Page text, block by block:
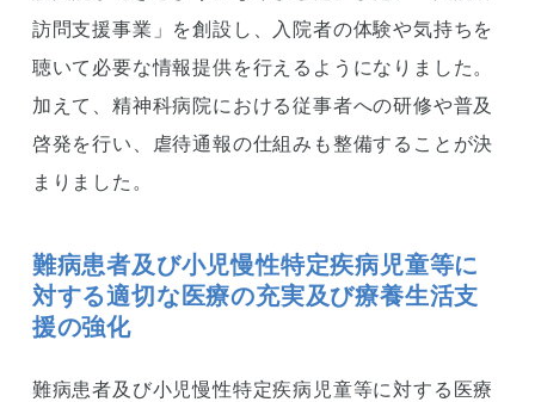
訪問支援事業」を創設し、入院者の体験や気持ちを
聴いて必要な情報提供を行えるようになりました。
加えて、精神科病院における従事者への研修や普及
啓発を行い、虐待通報の仕組みも整備することが決
まりました。
難病患者及び小児慢性特定疾病児童等に
対する適切な医療の充実及び療養生活支
援の強化
難病患者及び小児慢性特定疾病児童等に対する医療